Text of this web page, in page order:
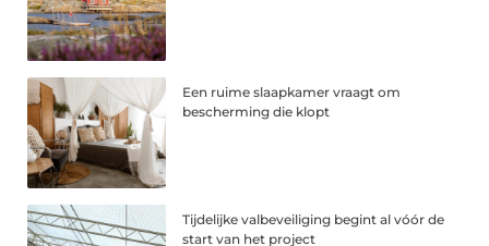
Een ruime slaapkamer vraagt om
bescherming die klopt
Tijdelijke valbeveiliging begint al vóór de
start van het project